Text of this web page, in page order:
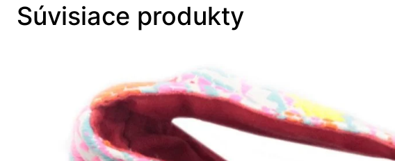
Súvisiace produkty